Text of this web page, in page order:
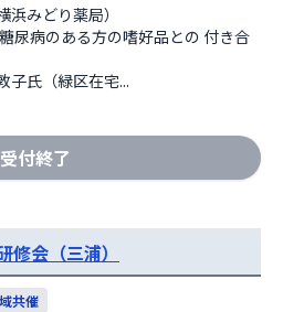
みどり薬局）
尿病のある方の嗜好品との 付き合
子氏（緑区在宅...
受付終了
会（三浦）
共催